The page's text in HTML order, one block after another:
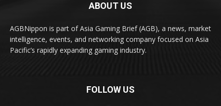
ABOUT US
AGBNippon is part of Asia Gaming Brief (AGB), a news, market
intelligence, events, and networking company focused on Asia
Pacific’s rapidly expanding gaming industry.
FOLLOW US